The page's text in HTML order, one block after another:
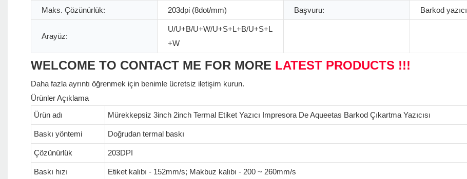
Maks. Çözünürlük: 203dpi (8dot/mm) Başvuru: Barkod yazıcı
Arayüz:
U/U+B/U+W/U+S+L+B/U+S+L
+W
WELCOME TO CONTACT ME FOR MORE LATEST PRODUCTS !!!
Daha fazla ayrıntı öğrenmek için benimle ücretsiz iletişim kurun.
Ürünler Açıklama
Ürün adı
Mürekkepsiz 3inch 2inch Termal Etiket Yazıcı Impresora De Aqueetas Barkod Çıkartma Yazıcısı
Baskı yöntemi Doğrudan termal baskı
Çözünürlük 203DPI
Baskı hızı Etiket kalıbı - 152mm/s; Makbuz kalıbı - 200 ~ 260mm/s